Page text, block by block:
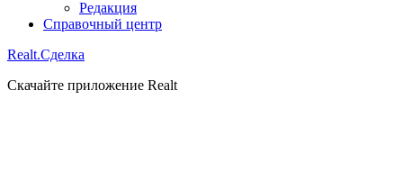
Редакция
Справочный центр
Realt.Сделка
Скачайте приложение Realt